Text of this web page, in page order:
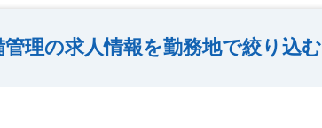
理の求人情報を勤務地で絞り込む